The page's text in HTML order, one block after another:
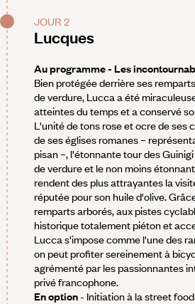
JOUR 2
Lucques
Au programme - Les
Bien protégée derrière ses
de verdure, Lucca a été
atteintes du temps et a conservé
L'unité de tons rose et ocre de ses
de ses églises romanes –
pisan –, l'étonnante tour des
de verdure et le non moins
rendent des plus attrayantes la
réputée pour son huile d'olive.
remparts arborés, aux pistes
historique totalement piéton et
Lucca s'impose comme l'une des
on peut profiter sereinement à
agrémenté par les passionnantes
privé francophone.
En option- Initiation à la street